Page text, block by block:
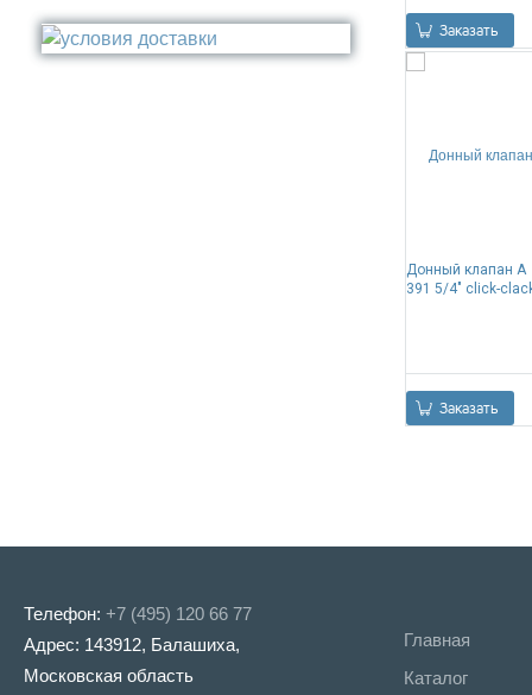
Стакан
Туалетный ёрш
Медь
Никель
Заказать
Донный клапан A
391 5/4" click-
Заказать
Телефон: +7 (495) 120 66 77
Адрес: 143912, Балашиха,
Московская область
Главная
Каталог